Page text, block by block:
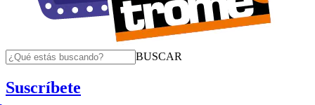
BUSCAR
Suscríbete